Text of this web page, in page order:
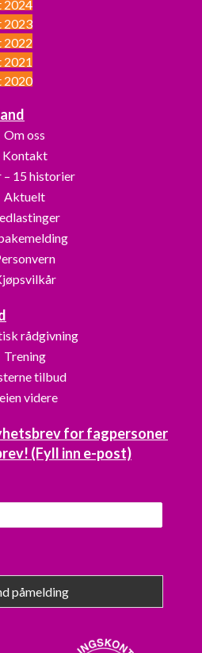
2024
2023
2022
2021
2020
Om oss
Kontakt
– 15 historier
Aktuelt
rådgivning
Trening
tilbud
videre
for fagpersoner
(Fyll inn e-post)
påmelding